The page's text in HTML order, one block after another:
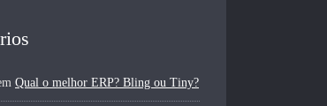
Qual o melhor ERP? Bling ou Tiny?